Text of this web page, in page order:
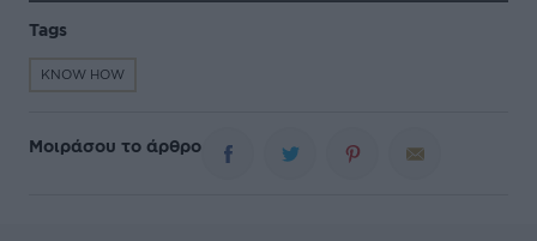
Tags
KNOW HOW
Μοιράσου το άρθρο